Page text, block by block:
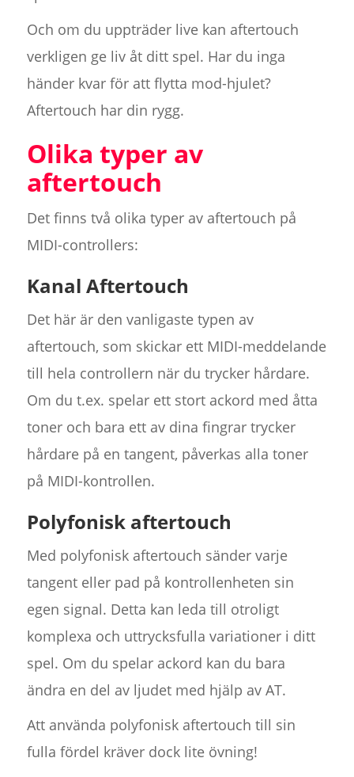
Och om du uppträder live kan aftertouch
verkligen ge liv åt ditt spel. Har du inga
händer kvar för att flytta mod-hjulet?
Aftertouch har din rygg.
Olika typer av
aftertouch
Det finns två olika typer av aftertouch på
MIDI-controllers:
Kanal Aftertouch
Det här är den vanligaste typen av
aftertouch, som skickar ett MIDI-meddelande
till hela controllern när du trycker hårdare.
Om du t.ex. spelar ett stort ackord med åtta
toner och bara ett av dina fingrar trycker
hårdare på en tangent, påverkas alla toner
på MIDI-kontrollen.
Polyfonisk aftertouch
Med polyfonisk aftertouch sänder varje
tangent eller pad på kontrollenheten sin
egen signal. Detta kan leda till otroligt
komplexa och uttrycksfulla variationer i ditt
spel. Om du spelar ackord kan du bara
ändra en del av ljudet med hjälp av AT.
Att använda polyfonisk aftertouch till sin
fulla fördel kräver dock lite övning!